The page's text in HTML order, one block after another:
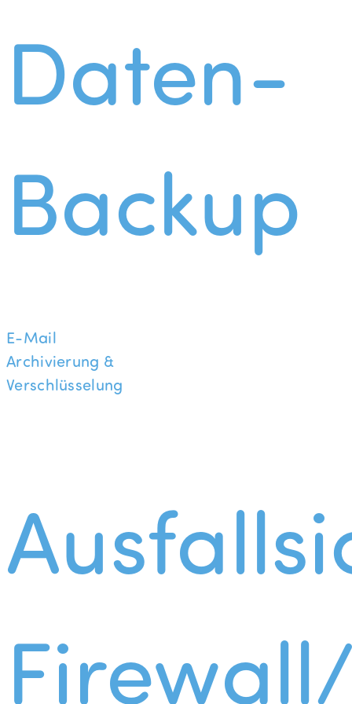
Daten-
Backup
E-Mail
Archivierung &
Verschlüsselung